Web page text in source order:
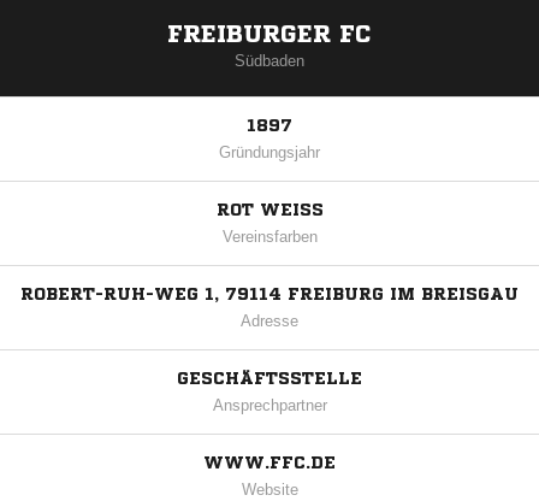
FREIBURGER FC
Südbaden
1897
Gründungsjahr
ROT WEISS
Vereinsfarben
ROBERT-RUH-WEG 1, 79114 FREIBURG IM BREISGAU
Adresse
GESCHÄFTSSTELLE
Ansprechpartner
WWW.FFC.DE
Website